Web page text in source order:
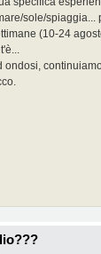
sole/
(10-24
ondosi,